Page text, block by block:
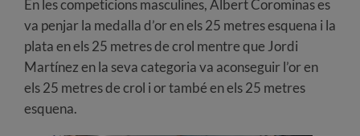
En les competicions masculines, Albert Corominas es
va penjar la medalla d’or en els 25 metres esquena i la
plata en els 25 metres de crol mentre que Jordi
Martínez en la seva categoria va aconseguir l’or en
els 25 metres de crol i or també en els 25 metres
esquena.